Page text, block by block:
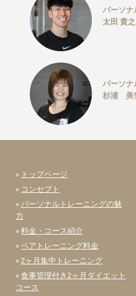
パーソナ
太田 貴之
パーソナ
杉浦 美
» トップページ
» コンセプト
» パーソナルトレーニングの魅
力
»料金・コース紹介
»ペアトレーニング料金
»2ヶ月集中トレーニング
»食事管理付き2ヶ月ダイエット
コース